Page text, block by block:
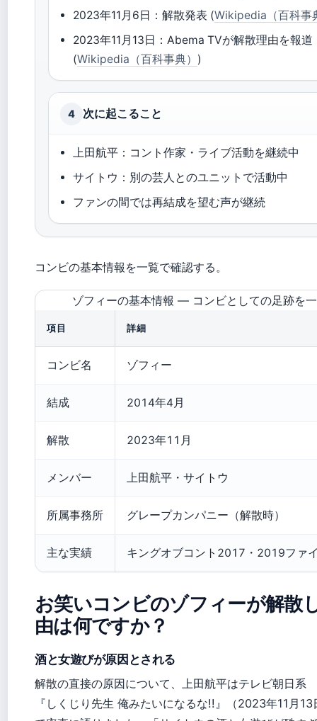
2023年11月6日：解散発表 (Wikipedia（百科事
2023年11月13日：Abema TVが解散理由を報道
(Wikipedia（百科事典） )
4 次に起こること
上田航平：コント作家・ライブ活動を継続中
サイトウ：別の芸人とのユニットで活動中
ファンの間では再結成を望む声が継続
コンビの基本情報を一覧で確認する。
ゾフィーの基本情報 ― コンビとしての足跡を
項目 詳細
コンビ名 ゾフィー
結成 2014年4月
解散 2023年11月
メンバー 上田航平・サイトウ
所属事務所 グレープカンパニー（解散時）
主な実績 キングオブコント2017・2019ファ
お笑いコンビのゾフィーが解散
由は何ですか？
酒と女遊びが原因とされる
解散の直接の原因について、上田航平はテレビ朝日系
『しくじり先生 俺みたいになるな!!』（2023年11月13